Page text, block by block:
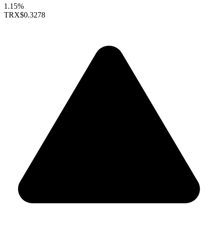
1.15%
TRX$0.3278